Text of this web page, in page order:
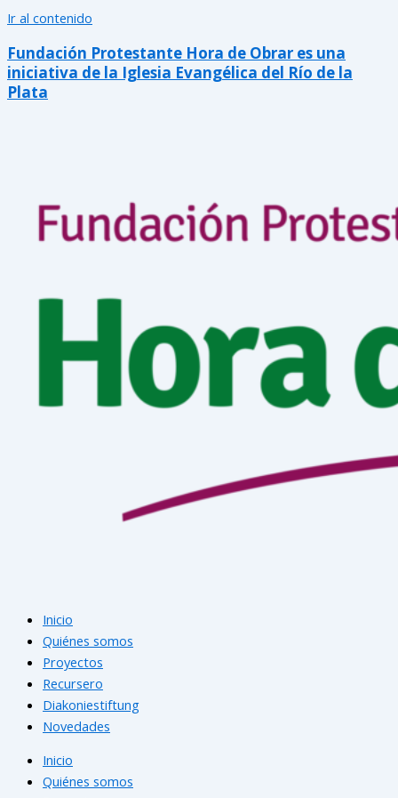
Ir al contenido
Fundación Protestante Hora de Obrar es una
iniciativa de la Iglesia Evangélica del Río de la
Plata
Inicio
Quiénes somos
Proyectos
Recursero
Diakoniestiftung
Novedades
Inicio
Quiénes somos